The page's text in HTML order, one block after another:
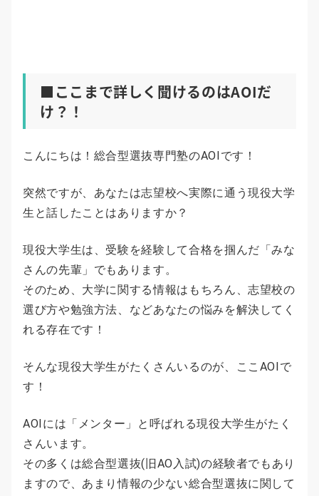
■ここまで詳しく聞けるのはAOIだ
け？！
こんにちは！総合型選抜専門塾のAOIです！
突然ですが、あなたは志望校へ実際に通う現役大学
生と話したことはありますか？
現役大学生は、受験を経験して合格を掴んだ「みな
さんの先輩」でもあります。
そのため、大学に関する情報はもちろん、志望校の
選び方や勉強方法、などあなたの悩みを解決してく
れる存在です！
そんな現役大学生がたくさんいるのが、ここAOIで
す！
AOIには「メンター」と呼ばれる現役大学生がたく
さんいます。
その多くは総合型選抜(旧AO入試)の経験者でもあり
ますので、あまり情報の少ない総合型選抜に関して